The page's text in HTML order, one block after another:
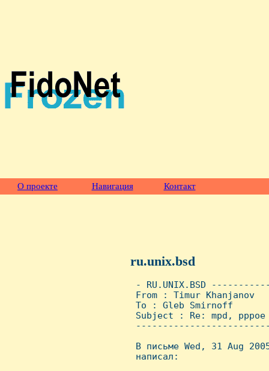
О проекте Навигация Контакт
ru.unix.bsd
- RU.UNIX.BSD
From : Timur
To : Gleb Smirnoff
Subject : Re: mpd, pppoe
В письме Wed, 31 Aug
написал: